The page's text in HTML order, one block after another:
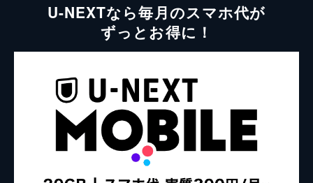
U-NEXTなら毎月のスマホ代が
ずっとお得に！